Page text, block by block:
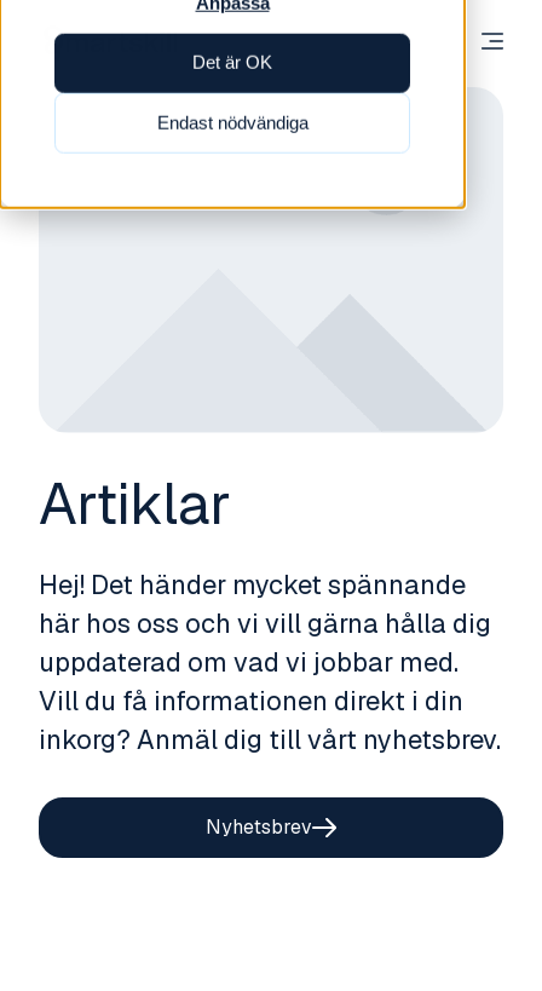
Det är OK
Endast nödvändiga
Artiklar
Hej! Det händer mycket spännande
här hos oss och vi vill gärna hålla dig
uppdaterad om vad vi jobbar med.
Vill du få informationen direkt i din
inkorg? Anmäl dig till vårt nyhetsbrev.
Nyhetsbrev